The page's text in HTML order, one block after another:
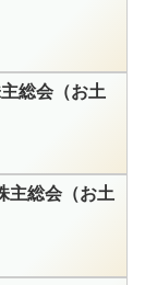
総会（お土
主総会（お土